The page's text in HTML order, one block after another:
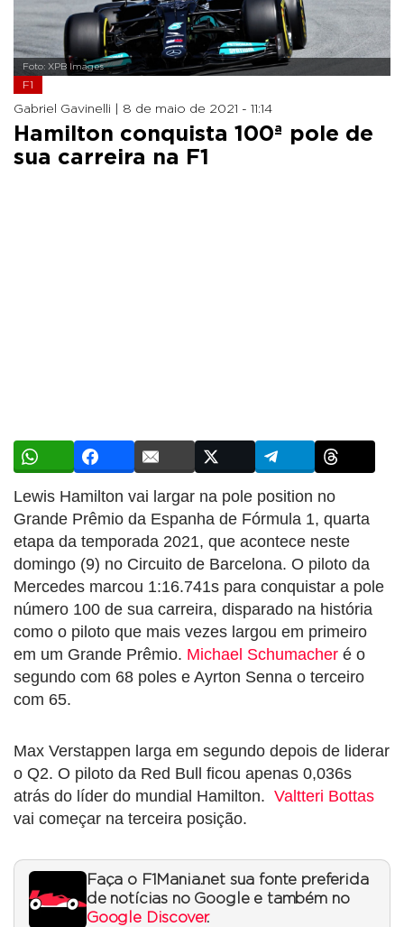
Foto: XPB Images
F1
Gabriel Gavinelli | 8 de maio de 2021 - 11:14
Hamilton conquista 100ª pole de
sua carreira na F1
Lewis Hamilton vai largar na pole position no
Grande Prêmio da Espanha de Fórmula 1, quarta
etapa da temporada 2021, que acontece neste
domingo (9) no Circuito de Barcelona. O piloto da
Mercedes marcou 1:16.741s para conquistar a pole
número 100 de sua carreira, disparado na história
como o piloto que mais vezes largou em primeiro
em um Grande Prêmio. Michael Schumacher é o
segundo com 68 poles e Ayrton Senna o terceiro
com 65.
Max Verstappen larga em segundo depois de liderar
o Q2. O piloto da Red Bull ficou apenas 0,036s
atrás do líder do mundial Hamilton. Valtteri Bottas
vai começar na terceira posição.
Faça o F1Mania.net sua fonte preferida
de notícias no Google e também no
Google Discover.